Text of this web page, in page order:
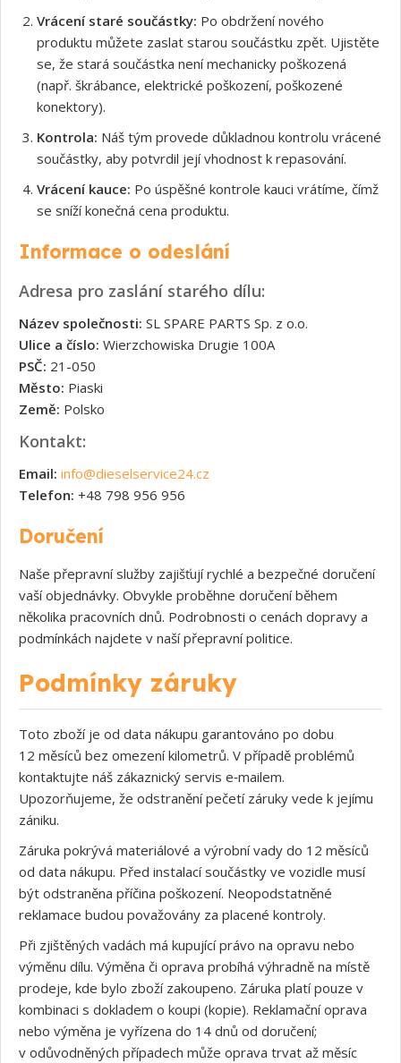
Vrácení staré součástky: Po obdržení nového
produktu můžete zaslat starou součástku zpět. Ujistěte
se, že stará součástka není mechanicky poškozená
(např. škrábance, elektrické poškození, poškozené
konektory).
Kontrola: Náš tým provede důkladnou kontrolu vrácené
součástky, aby potvrdil její vhodnost k repasování.
Vrácení kauce: Po úspěšné kontrole kauci vrátíme, čímž
se sníží konečná cena produktu.
Informace o odeslání
Adresa pro zaslání starého dílu:
Název společnosti: SL SPARE PARTS Sp. z o.o.
Ulice a číslo: Wierzchowiska Drugie 100A
PSČ: 21-050
Město: Piaski
Země: Polsko
Kontakt:
Email: info@dieselservice24.cz
Telefon: +48 798 956 956
Doručení
Naše přepravní služby zajišťují rychlé a bezpečné doručení
vaší objednávky. Obvykle proběhne doručení během
několika pracovních dnů. Podrobnosti o cenách dopravy a
podmínkách najdete v naší přepravní politice.
Podmínky záruky
Toto zboží je od data nákupu garantováno po dobu
12 měsíců bez omezení kilometrů. V případě problémů
kontaktujte náš zákaznický servis e‑mailem.
Upozorňujeme, že odstranění pečetí záruky vede k jejímu
zániku.
Záruka pokrývá materiálové a výrobní vady do 12 měsíců
od data nákupu. Před instalací součástky ve vozidle musí
být odstraněna příčina poškození. Neopodstatněné
reklamace budou považovány za placené kontroly.
Při zjištěných vadách má kupující právo na opravu nebo
výměnu dílu. Výměna či oprava probíhá výhradně na místě
prodeje, kde bylo zboží zakoupeno. Záruka platí pouze v
kombinaci s dokladem o koupi (kopie). Reklamační oprava
nebo výměna je vyřízena do 14 dnů od doručení;
v odůvodněných případech může oprava trvat až měsíc